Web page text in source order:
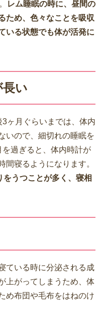
レム睡眠の時に、昼間の
ため、色々なことを吸収
いる状態でも体が活発に
い
ヶ月ぐらいまでは、体内
いので、細切れの睡眠を
過ぎると、体内時計が
間寝るようになります。
うつことが多く、寝相
ている時に分泌される成
上がってしまうため、体
め布団や毛布をはねのけ